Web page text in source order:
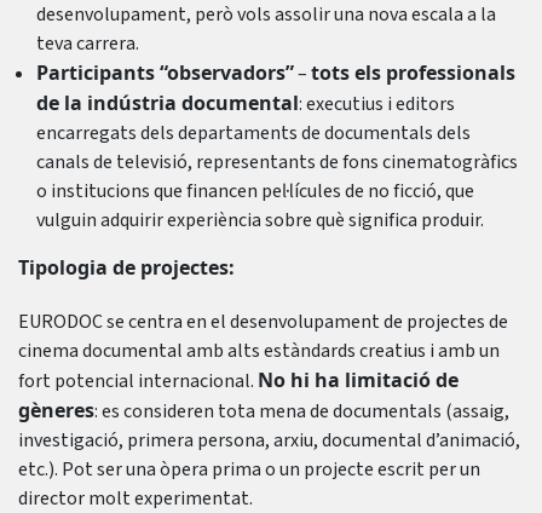
desenvolupament, però vols assolir una nova escala a la
teva carrera.
Participants “observadors”–tots els professionals
de la indústria documental: executius i editors
encarregats dels departaments de documentals dels
canals de televisió, representants de fons cinematogràfics
o institucions que financen pel·lícules de no ficció, que
vulguin adquirir experiència sobre què significa produir.
Tipologia de projectes:
EURODOC se centra en el desenvolupament de projectes de
cinema documental amb alts estàndards creatius i amb un
fort potencial internacional. No hi ha limitació de
gèneres: es consideren tota mena de documentals (assaig,
investigació, primera persona, arxiu, documental d’animació,
etc.). Pot ser una òpera prima o un projecte escrit per un
director molt experimentat.